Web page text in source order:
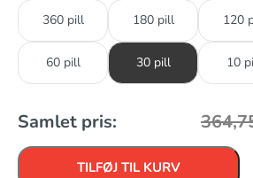
360 pill 180 pill 120
60 pill 30 pill 10
Samlet pris:
TILFØJ TIL KURV